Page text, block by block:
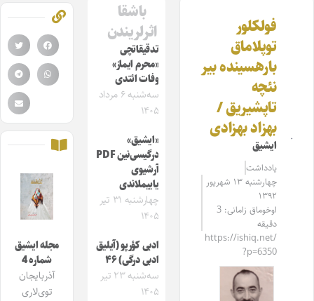
فولکلور
توپلاماق
باره‎سینده بیر
نئچه
تاپشیریق /
بهزاد بهزادی
ایشیق
یادداشت
چهارشنبه ۱۳ شهریور
۱۳۹۲
اوخوماق زامانی: 3
دقیقه
https://ishiq.net/
?p=6350
باشقا
اثرلریندن
تدقیقاتچی
«محرم ایماز»
وفات ائتدی
سه‌شنبه ۶ مرداد
۱۴۰۵
«ایشیق»
درگیسی‌نین PDF
آرشیوی
یاییملاندی
چهارشنبه ۳۱ تیر
۱۴۰۵
ادبی کؤرپو (آیلیق
ادبی درگی) ۴۶
سه‌شنبه ۲۳ تیر
۱۴۰۵
مجله ایشیق
شماره 4
آذربایجان
توی‌لاری